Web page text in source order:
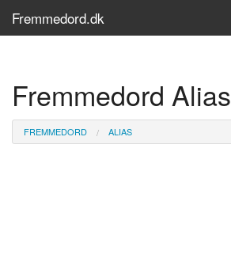
Fremmedord.dk
Søg...
Find bøger
Fremmedord Alias
FREMMEDORD ALIAS